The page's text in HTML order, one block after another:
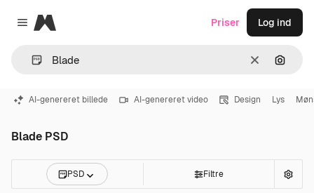
Close menu
Magnific
Klar Søg
Priser Log ind
AI-genereret billede AI-genereret video Design Lys
Blade PSD
PSD Filtre